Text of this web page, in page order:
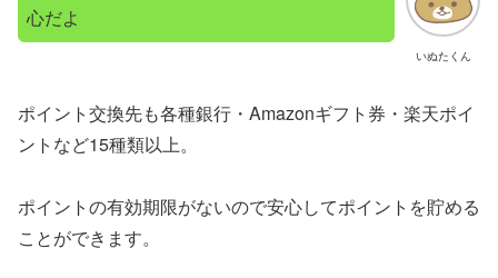
いぬたくん
心だよ
ポイント交換先も各種銀行・Amazonギフト券・楽天ポイ
ントなど15種類以上。
ポイントの有効期限がないので安心してポイントを貯める
ことができます。